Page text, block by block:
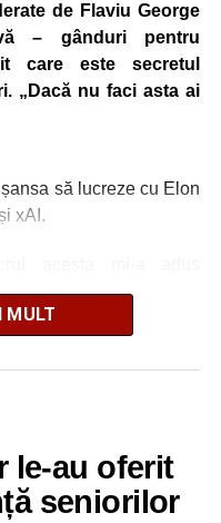
de Flaviu George
– gânduri pentru
care este secretul
„Dacă nu faci asta ai
să lucreze cu Elon
xAI.
În România am
era întreprindere de
Foarte mulți dintre
început niciodată un
care mi s-a dat, ci am
MULT
le-au oferit
seniorilor